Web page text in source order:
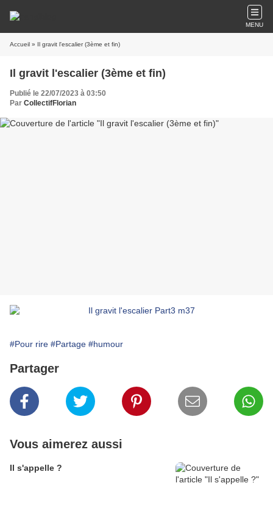
MENU
Accueil » Il gravit l'escalier (3ème et fin)
Il gravit l'escalier (3ème et fin)
Publié le 22/07/2023 à 03:50
Par CollectifFlorian
#Pour rire #Partage #humour
Partager
Vous aimerez aussi
Il s'appelle ?